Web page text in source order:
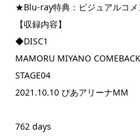
★Blu-ray特典：ビジュアルコメ
【収録内容】
◆DISC1
MAMORU MIYANO
STAGE04
2021.10.10 ぴあアリーナMM
762 days